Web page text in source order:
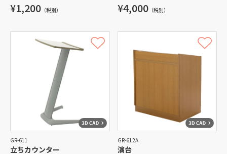
¥1,200 （税別） ¥4,000（税別）
GR-611
立ちカウンター
GR-612A
演台